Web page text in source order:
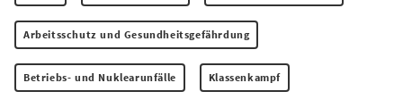
Arbeitsschutz und Gesundheitsgefährdung
Betriebs- und Nuklearunfälle Klassenkampf